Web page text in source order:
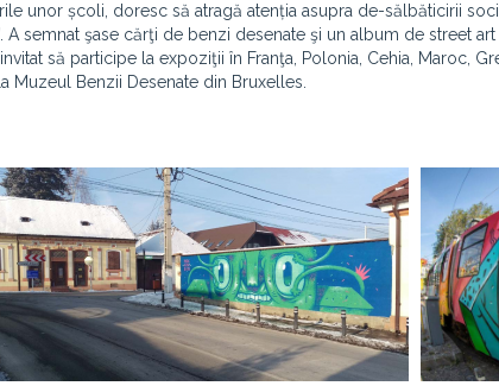
unor școli, doresc să atragă atenția asupra de-sălbăticirii
A semnat şase cărţi de benzi desenate şi un album de street art
să participe la expoziţii în Franţa, Polonia, Cehia, Maroc,
Muzeul Benzii Desenate din Bruxelles.